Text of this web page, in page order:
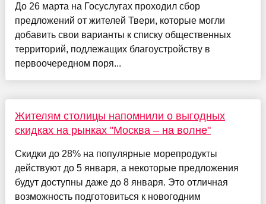
До 26 марта на Госуслугах проходил сбор
предложений от жителей Твери, которые могли
добавить свои варианты к списку общественных
территорий, подлежащих благоустройству в
первоочередном поря...
Жителям столицы напомнили о выгодных
скидках на рынках "Москва – на волне"
Скидки до 28% на популярные морепродукты
действуют до 5 января, а некоторые предложения
будут доступны даже до 8 января. Это отличная
возможность подготовиться к новогодним